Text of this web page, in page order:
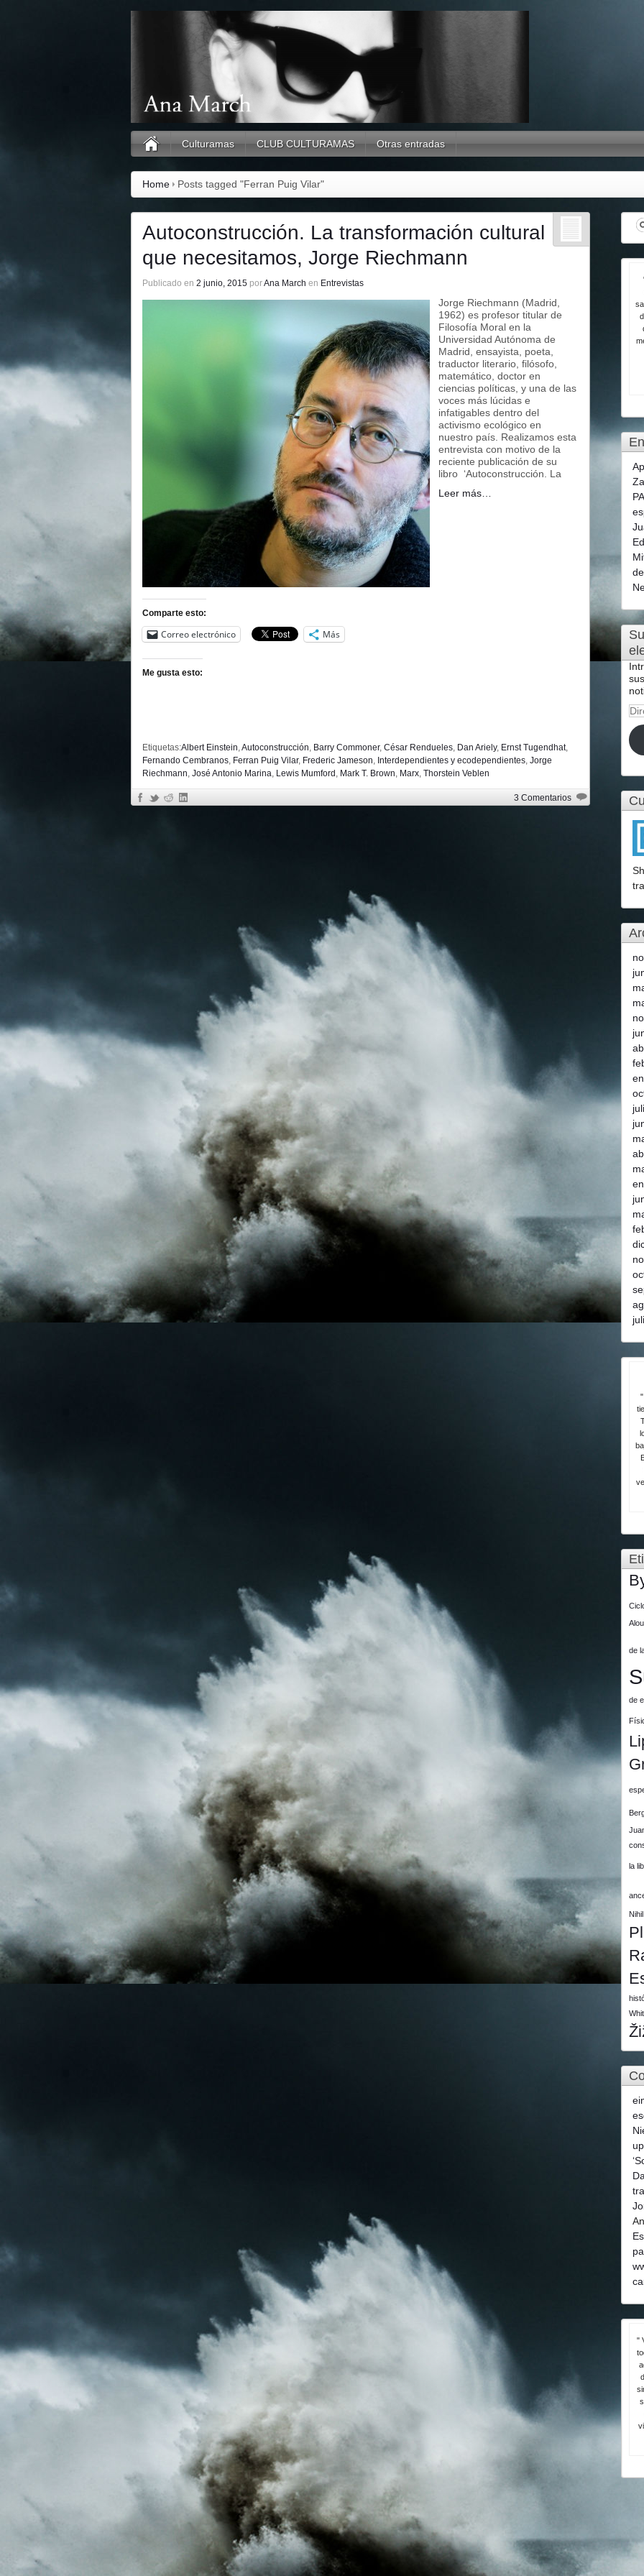
Culturamas CLUB CULTURAMAS Otras entradas
Home Posts tagged "Ferran Puig Vilar"
Autoconstrucción. La transformación cultural
que necesitamos, Jorge Riechmann
Publicado en 2 junio, 2015 porAna March en Entrevistas
Jorge Riechmann (Madrid,
1962) es profesor titular de
Filosofía Moral en la
Universidad Autónoma de
Madrid, ensayista, poeta,
traductor literario, filósofo,
matemático, doctor en
ciencias políticas, y una de las
voces más lúcidas e
infatigables dentro del
activismo ecológico en
nuestro país. Realizamos esta
entrevista con motivo de la
reciente publicación de su
libro ‘Autoconstrucción. La
Leer más…
Comparte esto:
Correo electrónico Más
Me gusta esto:
Etiquetas:Albert Einstein,Autoconstrucción, Barry Commoner, César Rendueles, Dan Ariely, Ernst Tugendhat,
Fernando Cembranos, Ferran Puig Vilar, Frederic Jameson, Interdependientes y ecodependientes, Jorge
Riechmann, José Antonio Marina, Lewis Mumford , Mark T. Brown, Marx, Thorstein Veblen
3 Comentarios
Alou
de
de
la
up
"